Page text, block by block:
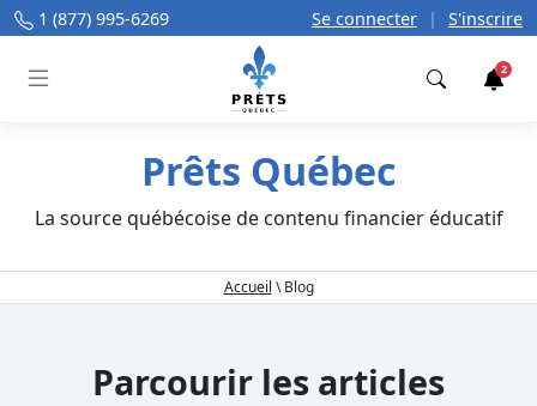
1 (877) 995-6269 Se connecter | S'inscrire
2
Prêts Québec
La source québécoise de contenu financier éducatif
Accueil \Blog
Parcourir les articles